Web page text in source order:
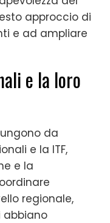
approccio di
e ad ampliare
e la loro
da
e la ITF,
e la
regionale,
abbiano